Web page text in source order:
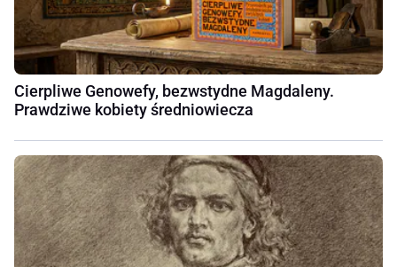
Cierpliwe Genowefy, bezwstydne Magdaleny.
Prawdziwe kobiety średniowiecza